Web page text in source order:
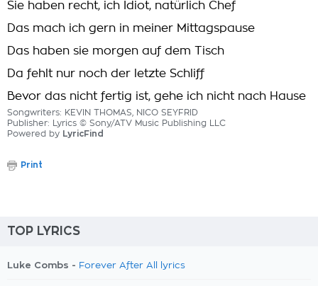
Sie haben recht, ich Idiot, natürlich Chef
Das mach ich gern in meiner Mittagspause
Das haben sie morgen auf dem Tisch
Da fehlt nur noch der letzte Schliff
Bevor das nicht fertig ist, gehe ich nicht nach Hause
Songwriters: KEVIN THOMAS, NICO SEYFRID
Publisher: Lyrics © Sony/ATV Music Publishing LLC
Powered by LyricFind
Print
TOP LYRICS
Luke Combs - Forever After All lyrics